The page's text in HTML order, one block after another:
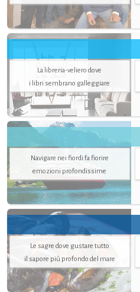
La libreria-veliero dove
i libri sembrano galleggiare
Navigare nei fiordi fa fiorire
emozioni profondissime
Le sagre dove gustare tutto
il sapore più profondo del mare